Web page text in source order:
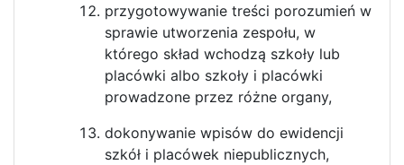
przygotowywanie treści porozumień w
sprawie utworzenia zespołu, w
którego skład wchodzą szkoły lub
placówki albo szkoły i placówki
prowadzone przez różne organy,
dokonywanie wpisów do ewidencji
szkół i placówek niepublicznych,